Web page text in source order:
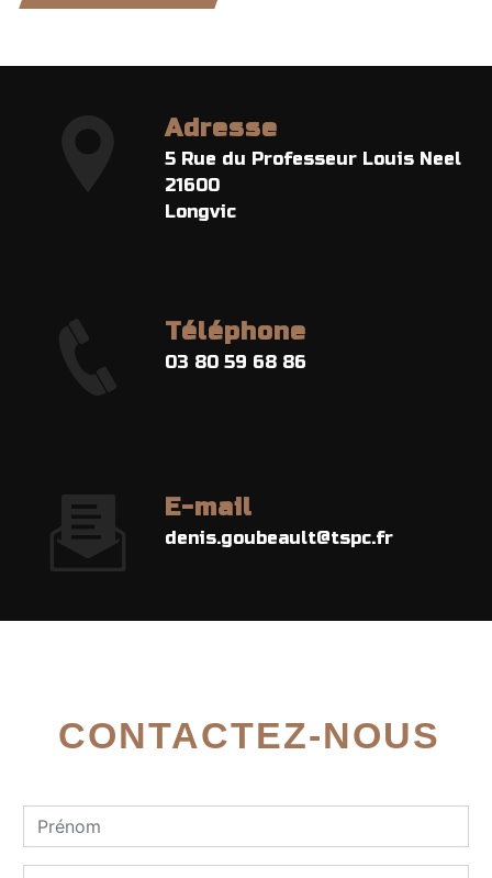
Adresse
5 Rue du Professeur Louis Neel
21600
Longvic
Téléphone
03 80 59 68 86
E-mail
denis.goubeault@tspc.fr
CONTACTEZ-NOUS